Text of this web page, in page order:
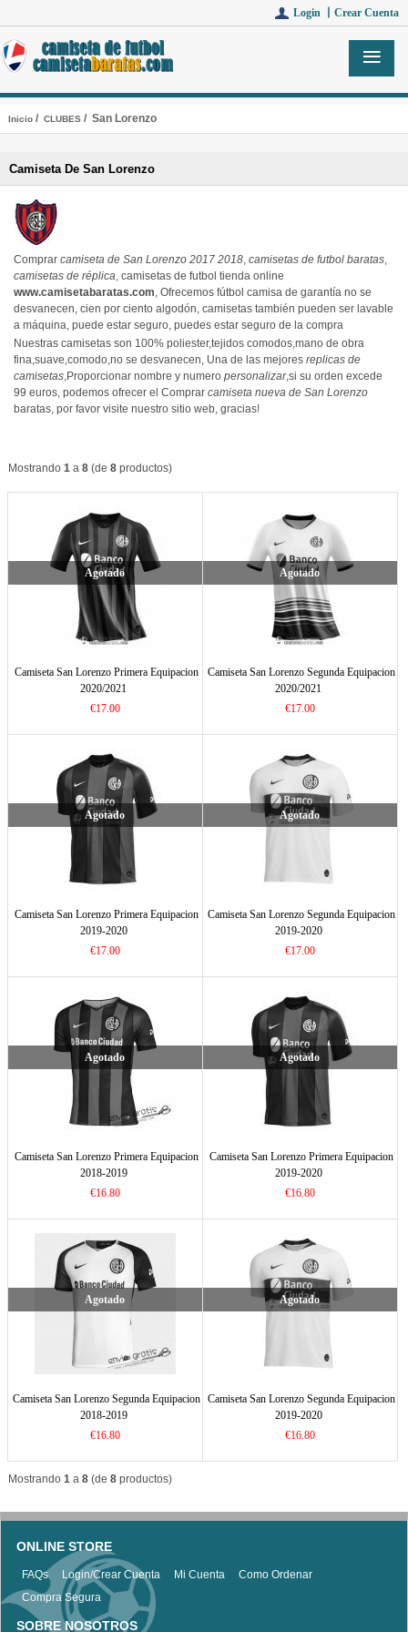
Login 丨 Crear Cuenta
Inicio/ CLUBES/ San Lorenzo
Camiseta De San Lorenzo
Comprar camiseta de San Lorenzo 2017 2018, camisetas de futbol baratas,
camisetas de réplica, camisetas de futbol tienda online
www.camisetabaratas.com, Ofrecemos fútbol camisa de garantía no se
desvanecen, cien por ciento algodón, camisetas también pueden ser lavable
a máquina, puede estar seguro, puedes estar seguro de la compra
Nuestras camisetas son 100% poliester,tejidos comodos,mano de obra
fina,suave,comodo,no se desvanecen, Una de las mejores replicas de
camisetas,Proporcionar nombre y numero personalizar,si su orden excede
99 euros, podemos ofrecer el Comprar camiseta nueva de San Lorenzo
baratas, por favor visite nuestro sitio web, gracias!
Mostrando 1a 8(de 8productos)
Agotado
Camiseta San Lorenzo Primera Equipacion
2020/2021
€17.00
Agotado
Camiseta San Lorenzo Segunda Equipacion
2020/2021
€17.00
Agotado
Camiseta San Lorenzo Primera Equipacion
2019-2020
€17.00
Agotado
Camiseta San Lorenzo Segunda Equipacion
2019-2020
€17.00
Agotado
Camiseta San Lorenzo Primera Equipacion
2018-2019
€16.80
Agotado
Camiseta San Lorenzo Primera Equipacion
2019-2020
€16.80
Agotado
Camiseta San Lorenzo Segunda Equipacion
2018-2019
€16.80
Agotado
Camiseta San Lorenzo Segunda Equipacion
2019-2020
€16.80
Mostrando 1a 8(de 8productos)
ONLINE STORE
FAQs Login/Crear Cuenta Mi Cuenta
Como Ordenar
Compra Segura
SOBRE NOSOTROS